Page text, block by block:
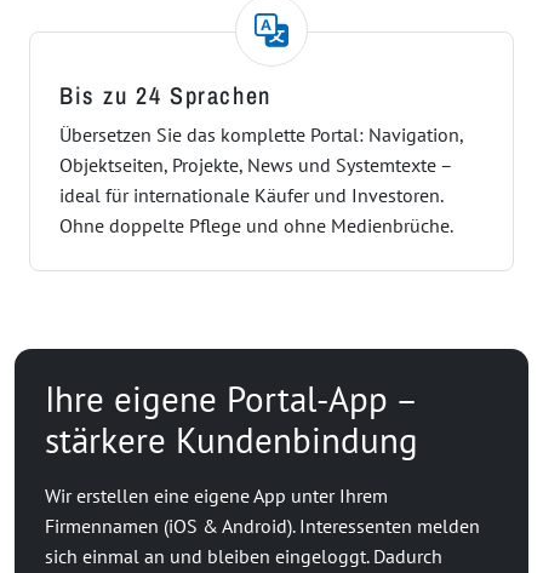
Bis zu 24 Sprachen
Übersetzen Sie das komplette Portal: Navigation,
Objektseiten, Projekte, News und Systemtexte –
ideal für internationale Käufer und Investoren.
Ohne doppelte Pflege und ohne Medienbrüche.
Ihre eigene Portal-App –
stärkere Kundenbindung
Wir erstellen eine eigene App unter Ihrem
Firmennamen (iOS & Android). Interessenten melden
sich einmal an und bleiben eingeloggt. Dadurch